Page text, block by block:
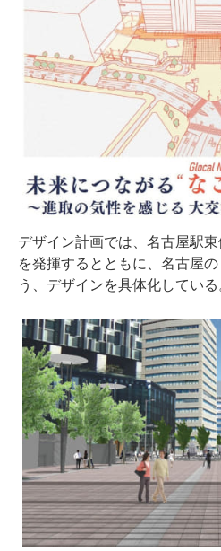
デザイン計画では、名古屋駅
を発揮するとともに、名古屋
う、デザインを具体化している